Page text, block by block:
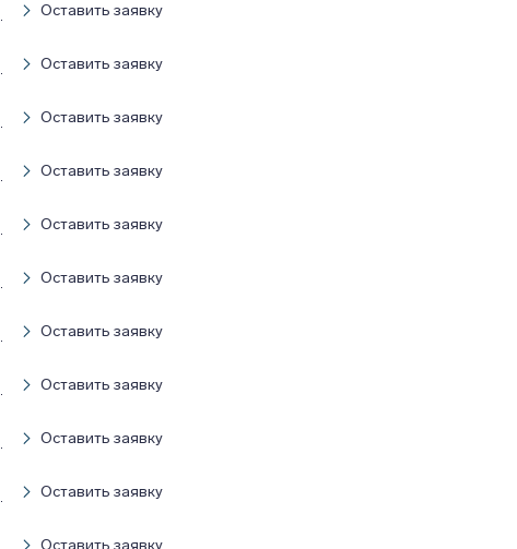
Оставить заявку
Оставить заявку
Оставить заявку
Оставить заявку
Оставить заявку
Оставить заявку
Оставить заявку
Оставить заявку
Оставить заявку
Оставить заявку
Оставить заявку